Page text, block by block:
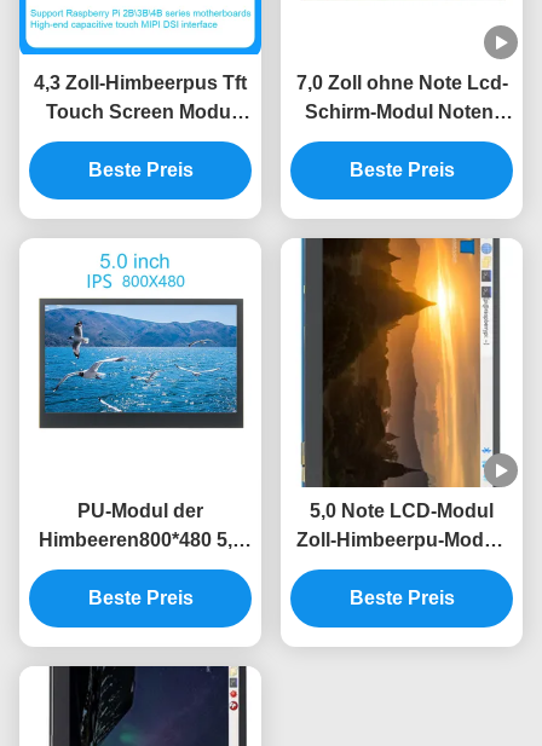
4,3 Zoll-Himbeerpus Tft
Touch Screen Modul
des Anzeigen-Modul-
800x480 MIPI
kapazitives
Beste Preis
7,0 Zoll ohne Note Lcd-
Schirm-Modul Noten-
Himbeerpu-Modul-
800x480 MIPI multi
Beste Preis
PU-Modul der
Himbeeren800*480 5,0
Lcd-Anzeigen-Modul
Note Zoll IPS TFT DSI
multi
Beste Preis
5,0 Note LCD-Modul
Zoll-Himbeerpu-Modul-
800*480 MIPI IPS TFT
DSI multi
Beste Preis